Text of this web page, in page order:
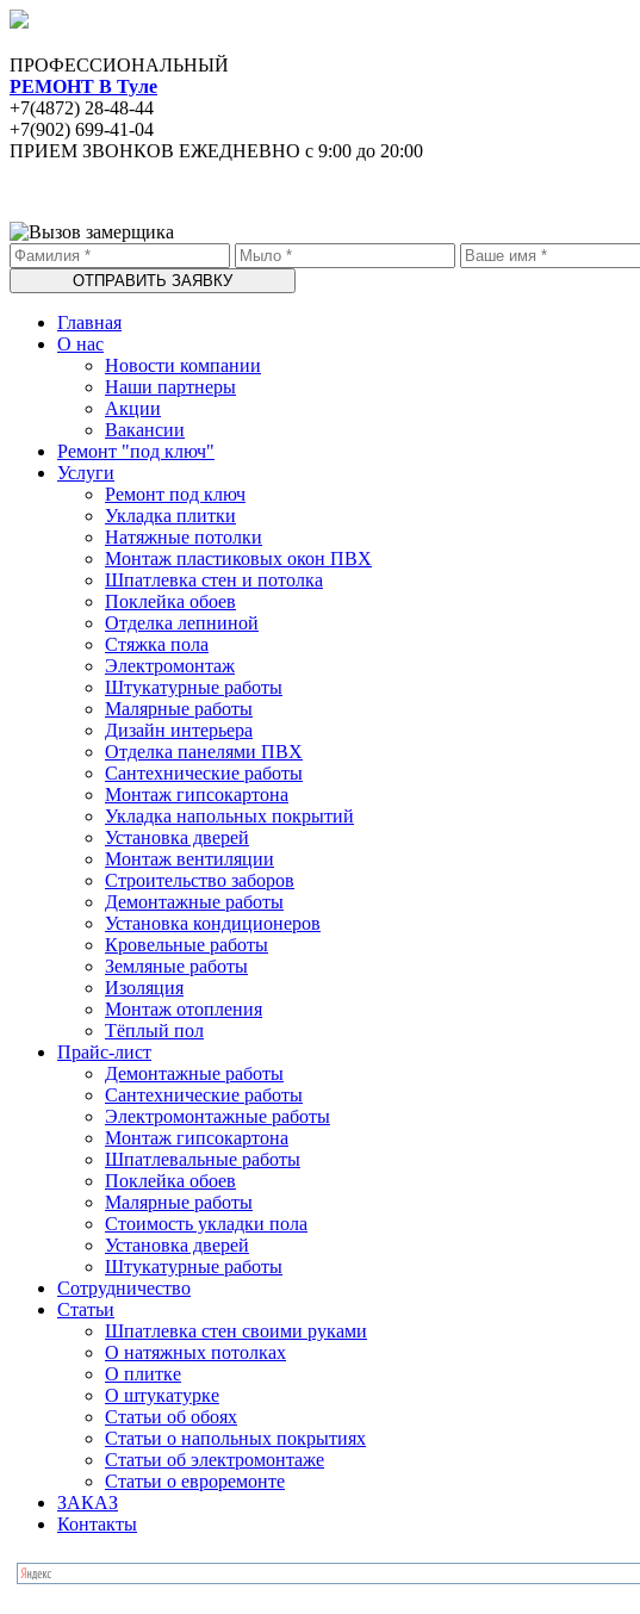
ПРОФЕССИОНАЛЬНЫЙ
РЕМОНТ В Туле
+7(4872) 28-48-44
+7(902) 699-41-04
ПРИЕМ ЗВОНКОВ ЕЖЕДНЕВНО с 9:00 до 20:00
Главная
О нас
Новости компании
Наши партнеры
Акции
Вакансии
Ремонт "под ключ"
Услуги
Ремонт под ключ
Укладка плитки
Натяжные потолки
Монтаж пластиковых окон ПВХ
Шпатлевка стен и потолка
Поклейка обоев
Отделка лепниной
Стяжка пола
Электромонтаж
Штукатурные работы
Малярные работы
Дизайн интерьера
Отделка панелями ПВХ
Сантехнические работы
Монтаж гипсокартона
Укладка напольных покрытий
Установка дверей
Монтаж вентиляции
Строительство заборов
Демонтажные работы
Установка кондиционеров
Кровельные работы
Земляные работы
Изоляция
Монтаж отопления
Тёплый пол
Прайс-лист
Демонтажные работы
Сантехнические работы
Электромонтажные работы
Монтаж гипсокартона
Шпатлевальные работы
Поклейка обоев
Малярные работы
Стоимость укладки пола
Установка дверей
Штукатурные работы
Сотрудничество
Статьи
Шпатлевка стен своими руками
О натяжных потолках
О плитке
О штукатурке
Статьи об обоях
Статьи о напольных покрытиях
Статьи об электромонтаже
Статьи о евроремонте
ЗАКАЗ
Контакты